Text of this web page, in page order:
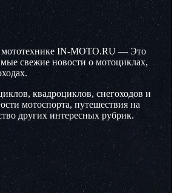
мототехнике IN-MOTO.RU — Это
свежие новости о мотоциклах,
квадроциклов, снегоходов и
мотоспорта, путешествия на
других интересных рубрик.